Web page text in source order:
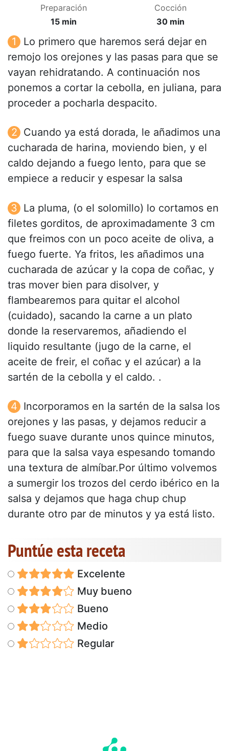
Preparación
15 min
Cocción
30 min
Lo primero que haremos será dejar en
remojo los orejones y las pasas para que se
vayan rehidratando. A continuación nos
ponemos a cortar la cebolla, en juliana, para
proceder a pocharla despacito.
Cuando ya está dorada, le añadimos una
cucharada de harina, moviendo bien, y el
caldo dejando a fuego lento, para que se
empiece a reducir y espesar la salsa
La pluma, (o el solomillo) lo cortamos en
filetes gorditos, de aproximadamente 3 cm
que freimos con un poco aceite de oliva, a
fuego fuerte. Ya fritos, les añadimos una
cucharada de azúcar y la copa de coñac, y
tras mover bien para disolver, y
flambearemos para quitar el alcohol
(cuidado), sacando la carne a un plato
donde la reservaremos, añadiendo el
liquido resultante (jugo de la carne, el
aceite de freir, el coñac y el azúcar) a la
sartén de la cebolla y el caldo. .
Incorporamos en la sartén de la salsa los
orejones y las pasas, y dejamos reducir a
fuego suave durante unos quince minutos,
para que la salsa vaya espesando tomando
una textura de almíbar.Por último volvemos
a sumergir los trozos del cerdo ibérico en la
salsa y dejamos que haga chup chup
durante otro par de minutos y ya está listo.
Puntúe esta receta
Excelente
Muy bueno
Bueno
Medio
Regular